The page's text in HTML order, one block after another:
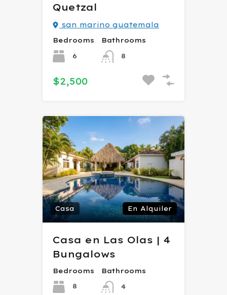
Quetzal
san marino guatemala
Bedrooms
6
Bathrooms
8
$2,500
Casa En Alquiler
Casa en Las Olas | 4
Bungalows
Bedrooms
8
Bathrooms
4